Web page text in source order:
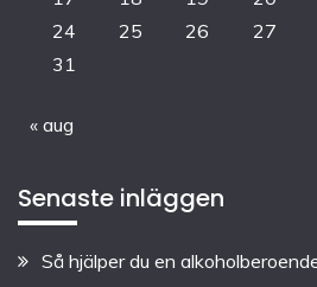
24
25 26 27
31
« aug
Senaste inläggen
Så hjälper du en